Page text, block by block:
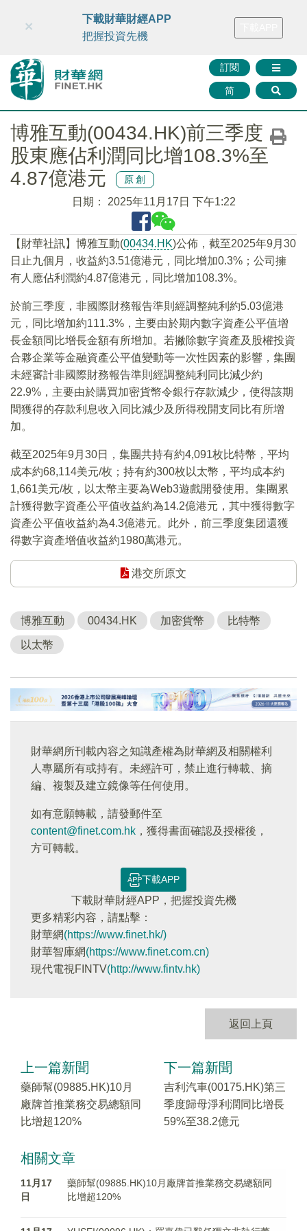
財華智庫網 FINTV FINMETA 財華證券 媒體矩陣
訂閱
简
×
下載財華財經APP
把握投資先機
博雅互動(00434.HK)前三季度
股東應佔利潤同比增108.3%至
4.87億港元
原創
日期： 2025年11月17日 下午1:22
【財華社訊】博雅互動(00434.HK)公佈，截至2025年9月30
日止九個月，收益約3.51億港元，同比增加0.3%；公司擁
有人應佔利潤約4.87億港元，同比增加108.3%。
於前三季度，非國際財務報告準則經調整純利約5.03億港
元，同比增加約111.3%，主要由於期内數字資產公平值增
長金額同比增長金額有所增加。若撇除數字資產及股權投資
合夥企業等金融資產公平值變動等一次性因素的影響，集團
未經審計非國際財務報告準則經調整純利同比減少約
22.9%，主要由於購買加密貨幣令銀行存款減少，使得該期
間獲得的存款利息收入同比減少及所得稅開支同比有所增
加。
截至2025年9月30日，集團共持有約4,091枚比特幣，平均
成本約68,114美元/枚；持有約300枚以太幣，平均成本約
1,661美元/枚，以太幣主要為Web3遊戲開發使用。集團累
計獲得數字資產公平值收益約為14.2億港元，其中獲得數字
資產公平值收益約為4.3億港元。此外，前三季度集团還獲
得數字資產增值收益約1980萬港元。
港交所原文
博雅互動 00434.HK 加密貨幣 比特幣
以太幣
財華網所刊載內容之知識產權為財華網及相關權利
人專屬所有或持有。未經許可，禁止進行轉載、摘
編、複製及建立鏡像等任何使用。
如有意願轉載，請發郵件至
content@finet.com.hk ，獲得書面確認及授權後，
方可轉載。
下載APP
下載財華財經APP，把握投資先機
更多精彩内容，請點擊：
財華網(https://www.finet.hk/)
財華智庫網(https://www.finet.com.cn)
現代電視FINTV(http://www.fintv.hk)
返回上頁
上一篇新聞
藥師幫(09885.HK)10月
廠牌首推業務交易總額同
比增超120%
下一篇新聞
吉利汽車(00175.HK)第三
季度歸母淨利潤同比增長
59%至38.2億元
相關文章
11月17
日
藥師幫(09885.HK)10月廠牌首推業務交易總額同
比增超120%